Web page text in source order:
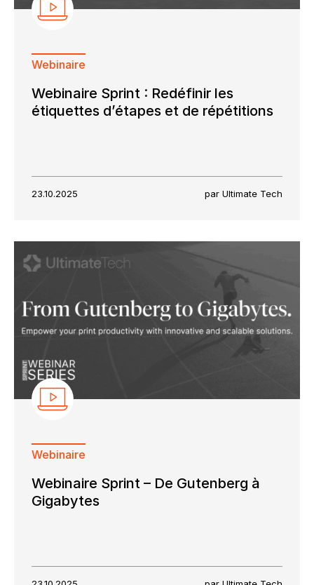
Webinaire
Webinaire Sprint : Redéfinir les
étiquettes d’étapes et de répétitions
23.10.2025 par Ultimate Tech
Webinaire
Webinaire Sprint – De Gutenberg à
Gigabytes